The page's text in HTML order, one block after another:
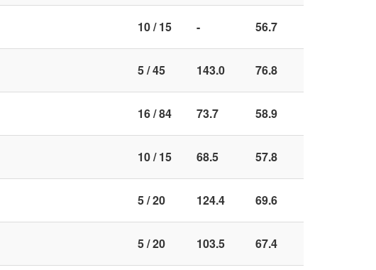
10 / 15 - 56.7
5 / 45 143.0 76.8
16 / 84 73.7 58.9
10 / 15 68.5 57.8
5 / 20 124.4 69.6
5 / 20 103.5 67.4